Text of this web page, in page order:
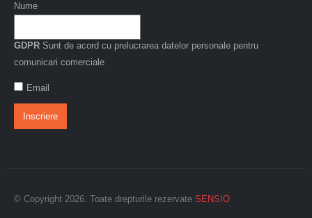
Nume
GDPR Sunt de acord cu prelucrarea datelor personale pentru
comunicari comerciale
Email
© Copyright 2026. Toate drepturile rezervate SENSIO